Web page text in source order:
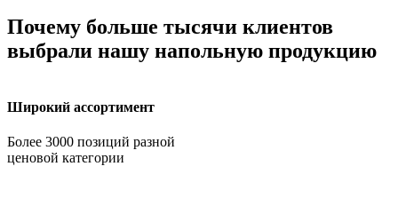
Почему больше тысячи клиентов
выбрали нашу напольную продукцию
Широкий ассортимент
Более 3000 позиций разной
ценовой категории